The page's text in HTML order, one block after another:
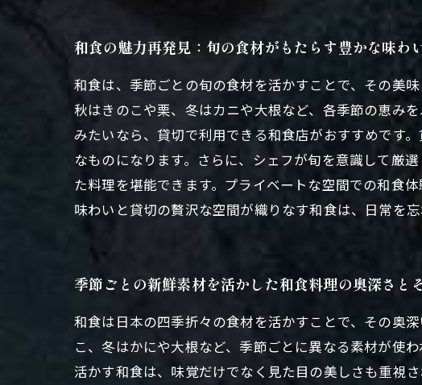
和食文化の深
旬の和食を存分
和食の魅力再発見：旬の食材がもたらす豊かな味わ
和食は、季節ごとの旬の食材を活かすことで、その美
秋はきのこや栗、冬はカニや大根など、各季節の恵み
みたいなら、貸切で利用できる和食店がおすすめです
なものになります。さらに、シェフが旬を意識して厳
た料理を堪能できます。プライベートな空間での和食
味わいと貸切の贅沢な空間が織りなす和食は、日常を
季節ごとの新鮮素材を活かした和食料理の奥深さと
和食は日本の四季折々の食材を活かすことで、その奥
こ、冬はかにや大根など、季節ごとに異なる素材が使
活かす和食は、味覚だけでなく見た目の美しさも重視